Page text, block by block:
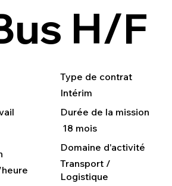
H/F
Domaine d'activité
Transport /
Logistique
Type de contrat
Intérim
Durée de la mission
18 mois